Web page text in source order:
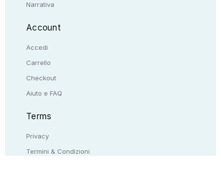
Narrativa
Account
Accedi
Carrello
Checkout
Aiuto e FAQ
Terms
Privacy
Termini & Condizioni